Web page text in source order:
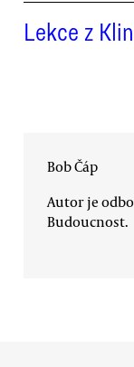
Lekce z
Bob Čáp
Autor je
Budoucnost.